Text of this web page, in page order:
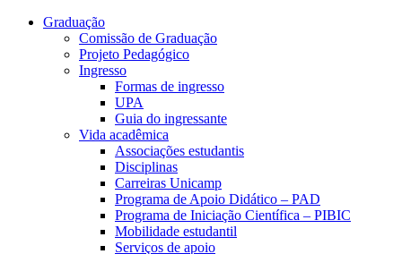
Graduação
Comissão de Graduação
Projeto Pedagógico
Ingresso
Formas de ingresso
UPA
Guia do ingressante
Vida acadêmica
Associações estudantis
Disciplinas
Carreiras Unicamp
Programa de Apoio Didático – PAD
Programa de Iniciação Científica – PIBIC
Mobilidade estudantil
Serviços de apoio